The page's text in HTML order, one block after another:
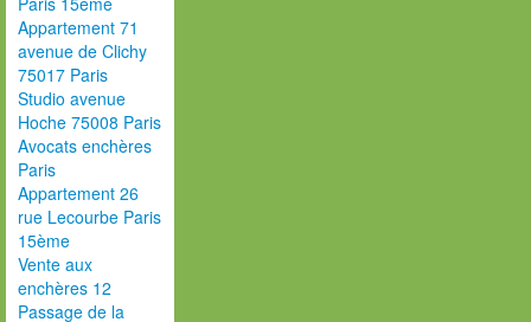
Appartement 71
avenue de Clichy
75017 Paris
Studio avenue
Hoche 75008 Paris
Avocats enchères
Paris
Appartement 26
rue Lecourbe Paris
15ème
Vente aux
enchères 12
Passage de la